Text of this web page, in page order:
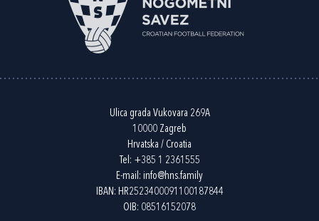
Ulica grada Vukovara 269A
10000 Zagreb
Hrvatska / Croatia
Tel: +385 1 2361555
E-mail: info@hns.family
IBAN: HR2523400091100187844
OIB: 08516152078